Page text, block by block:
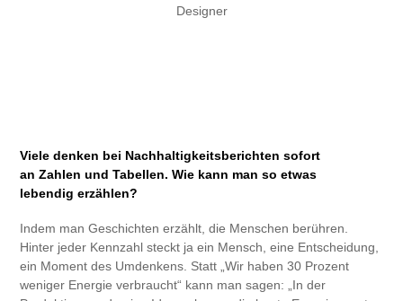
Designer
Viele denken bei Nachhaltigkeitsberichten sofort
an Zahlen und Tabellen. Wie kann man so etwas
lebendig erzählen?​​​​​​​
Indem man Geschichten erzählt, die Menschen berühren.
Hinter jeder Kennzahl steckt ja ein Mensch, eine Entscheidung,
ein Moment des Umdenkens. Statt „Wir haben 30 Prozent
weniger Energie verbraucht“ kann man sagen: „In der